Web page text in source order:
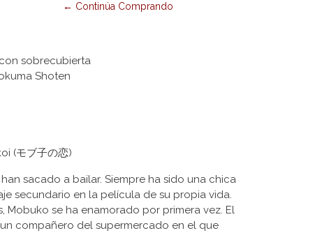
← Continúa Comprando
sobrecubierta
Shoten
(モブ子の恋)
sacado a bailar. Siempre ha sido una chica
secundario en la película de su propia vida.
Mobuko se ha enamorado por primera vez. El
compañero del supermercado en el que